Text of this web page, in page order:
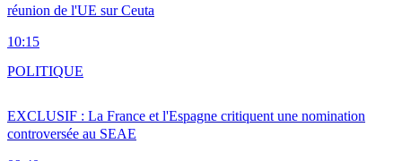
réunion de l'UE sur Ceuta
10:15
EXCLUSIF : La France et l'Espagne critiquent une nomination
controversée au SEAE
POLITIQUE